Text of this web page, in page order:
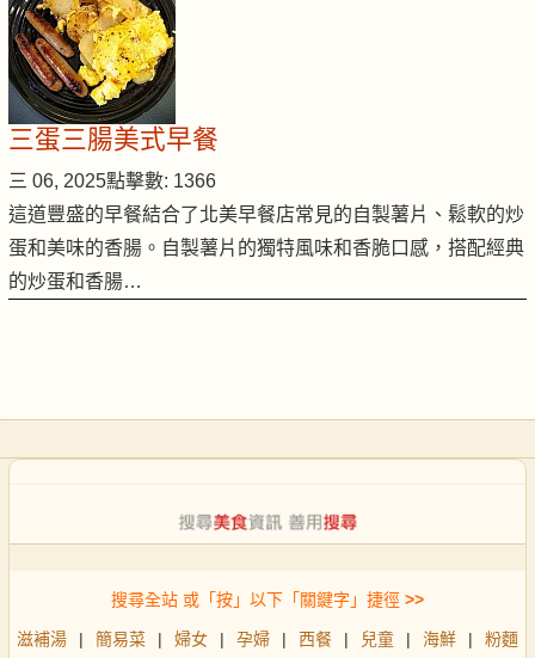
三蛋三腸美式早餐
三 06, 2025點擊數: 1366
這道豐盛的早餐結合了北美早餐店常見的自製薯片、鬆軟的炒
蛋和美味的香腸。自製薯片的獨特風味和香脆口感，搭配經典
的炒蛋和香腸…
搜尋全站 或「按」以下「關鍵字」捷徑 >>
滋補湯 | 簡易菜 | 婦女 | 孕婦 | 西餐 | 兒童 | 海鮮 |
粉麵